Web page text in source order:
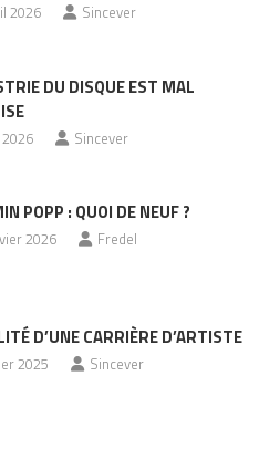
2026 Sincever
DU DISQUE EST MAL
Sincever
POPP : QUOI DE NEUF ?
2026 Fredel
D’UNE CARRIÈRE D’ARTISTE
2025 Sincever